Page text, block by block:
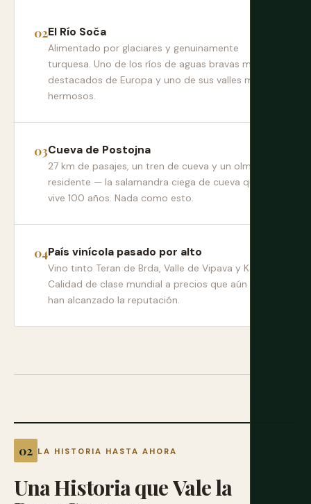
El Río Soča
Alimentado por glaciares y genuinamente
turquesa. Uno de los ríos de aguas bravas más
destacados de Europa y uno de sus valles más
hermosos.
Cueva de Postojna
27 km de pasajes, un tren de cueva y un olm
residente — la salamandra ciega de cueva que
vive 100 años. Nada como esto.
País vinícola pasado por alto
Vino tinto Teran de Brda, Valle de Vipava y Karst.
Calidad de clase mundial a precios que aún no
han alcanzado la reputación.
LA HISTORIA HASTA AHORA
UnaHistoriaqueValela